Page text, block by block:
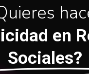
en
Sociales?